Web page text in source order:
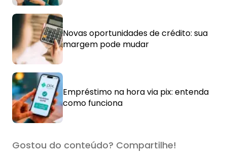
Novas oportunidades de crédito: sua
margem pode mudar
Empréstimo na hora via pix: entenda
como funciona
Gostou do conteúdo? Compartilhe!